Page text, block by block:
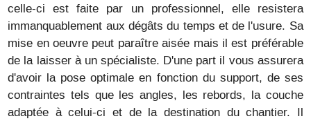
celle-ci est faite par un professionnel, elle resistera
immanquablement aux dégâts du temps et de l'usure. Sa
mise en oeuvre peut paraître aisée mais il est préférable
de la laisser à un spécialiste. D'une part il vous assurera
d'avoir la pose optimale en fonction du support, de ses
contraintes tels que les angles, les rebords, la couche
adaptée à celui-ci et de la destination du chantier. Il